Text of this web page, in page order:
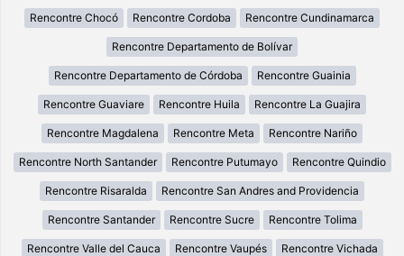
Rencontre Chocó Rencontre Cordoba Rencontre Cundinamarca
Rencontre Departamento de Bolívar
Rencontre Departamento de Córdoba Rencontre Guainia
Rencontre Guaviare Rencontre Huila Rencontre La Guajira
Rencontre Magdalena Rencontre Meta Rencontre Nariño
Rencontre North Santander Rencontre Putumayo Rencontre Quindio
Rencontre Risaralda Rencontre San Andres and Providencia
Rencontre Santander Rencontre Sucre Rencontre Tolima
Rencontre Valle del Cauca Rencontre Vaupés Rencontre Vichada